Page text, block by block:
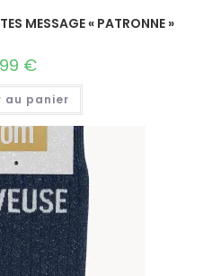
MESSAGE « PATRONNE »
€
au panier